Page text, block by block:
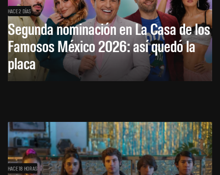
HACE 2 DÍAS
Segunda nominación en La Casa de los
Famosos México 2026: así quedó la
placa
HACE 18 HORAS